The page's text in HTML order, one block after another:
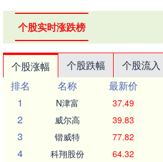
个股实时涨跌榜
个股涨幅 个股跌幅 个股流入
排名
名称 最新价
1
N津富 37.49
2 威尔高 39.83
3 锴威特 77.82
4 科翔股份 64.32